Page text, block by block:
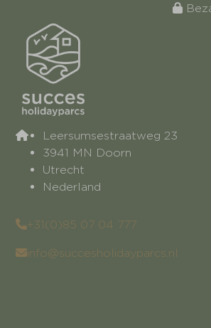
Leersumsestraatweg 23
3941 MN Doorn
Utrecht
Nederland
+31(0)85 07 04 777
info@succesholidayparcs.nl